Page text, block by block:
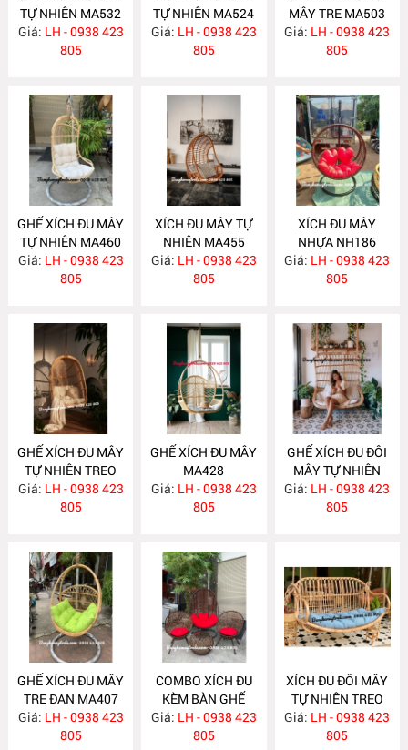
TỰ NHIÊN MA532
Giá: LH - 0938 423
805
TỰ NHIÊN MA524
Giá: LH - 0938 423
805
MÂY TRE MA503
Giá: LH - 0938 423
805
GHẾ XÍCH ĐU MÂY
TỰ NHIÊN MA460
Giá: LH - 0938 423
805
XÍCH ĐU MÂY TỰ
NHIÊN MA455
Giá: LH - 0938 423
805
XÍCH ĐU MÂY
NHỰA NH186
Giá: LH - 0938 423
805
GHẾ XÍCH ĐU MÂY
TỰ NHIÊN TREO
TRẦN NHÀ MA451
Giá: LH - 0938 423
805
GHẾ XÍCH ĐU MÂY
MA428
Giá: LH - 0938 423
805
GHẾ XÍCH ĐU ĐÔI
MÂY TỰ NHIÊN
TREO TRẦN NHÀ
MA420
Giá: LH - 0938 423
805
GHẾ XÍCH ĐU MÂY
TRE ĐAN MA407
Giá: LH - 0938 423
805
COMBO XÍCH ĐU
KÈM BÀN GHẾ
MÂY NHỰA
NH175
Giá: LH - 0938 423
805
XÍCH ĐU ĐÔI MÂY
TỰ NHIÊN TREO
TRẦN NHÀ MA406
Giá: LH - 0938 423
805